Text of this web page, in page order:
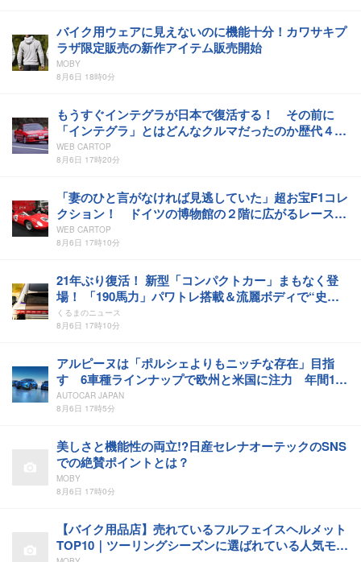
バイク用ウェアに見えないのに機能十分！カワサキプ
ラザ限定販売の新作アイテム販売開始
MOBY
8月6日 18時0分
もうすぐインテグラが日本で復活する！ その前に
「インテグラ」とはどんなクルマだったのか歴代４モ
デルをおさらい!!
WEB CARTOP
8月6日 17時20分
「妻のひと言がなければ見逃していた」超お宝F1コレ
クション！ ドイツの博物館の２階に広がるレースフ
ァンのパラダイス
WEB CARTOP
8月6日 17時10分
21年ぶり復活！ 新型「コンパクトカー」まもなく登
場！ 「190馬力」パワトレ搭載＆流麗ボディで“史上
最高効率”実現！ 新たなアウディ「A2 e-tron」2026
年秋に独国で世界初公開へ
くるまのニュース
8月6日 17時10分
アルピーヌは「ポルシェよりもニッチな存在」目指
す 6車種ラインナップで欧州と米国に注力 年間1万
5000台規模か
AUTOCAR JAPAN
8月6日 17時5分
美しさと機能性の両立!?日産セレナオーテックのSNS
での絶賛ポイントとは？
MOBY
8月6日 17時0分
【バイク用品店】売れているフルフェイスヘルメット
TOP10｜ツーリングシーズンに選ばれている人気モデ